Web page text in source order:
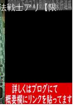
(音声なし)ゲリュオンの祠 魔法戦士アリ【限定動画】